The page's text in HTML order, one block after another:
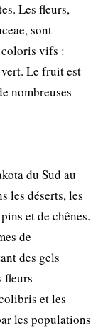
Les fleurs,
sont
coloris vifs :
Le fruit est
nombreuses
du Sud au
les déserts, les
et de chênes.
de
des gels
fleurs
et les
les populations